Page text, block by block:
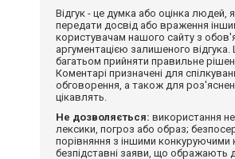
Відгук - це думка або оцінка людей,
передати досвід або враження
користувачам нашого сайту з
аргументацією залишеного
багатьом прийняти правильне
Коментарі призначені для
обговорення, а також для
цікавлять.
Не дозволяється: використання
лексики, погроз або образ;
порівняння з іншими конкуруючими
безпідставні заяви, що ображають